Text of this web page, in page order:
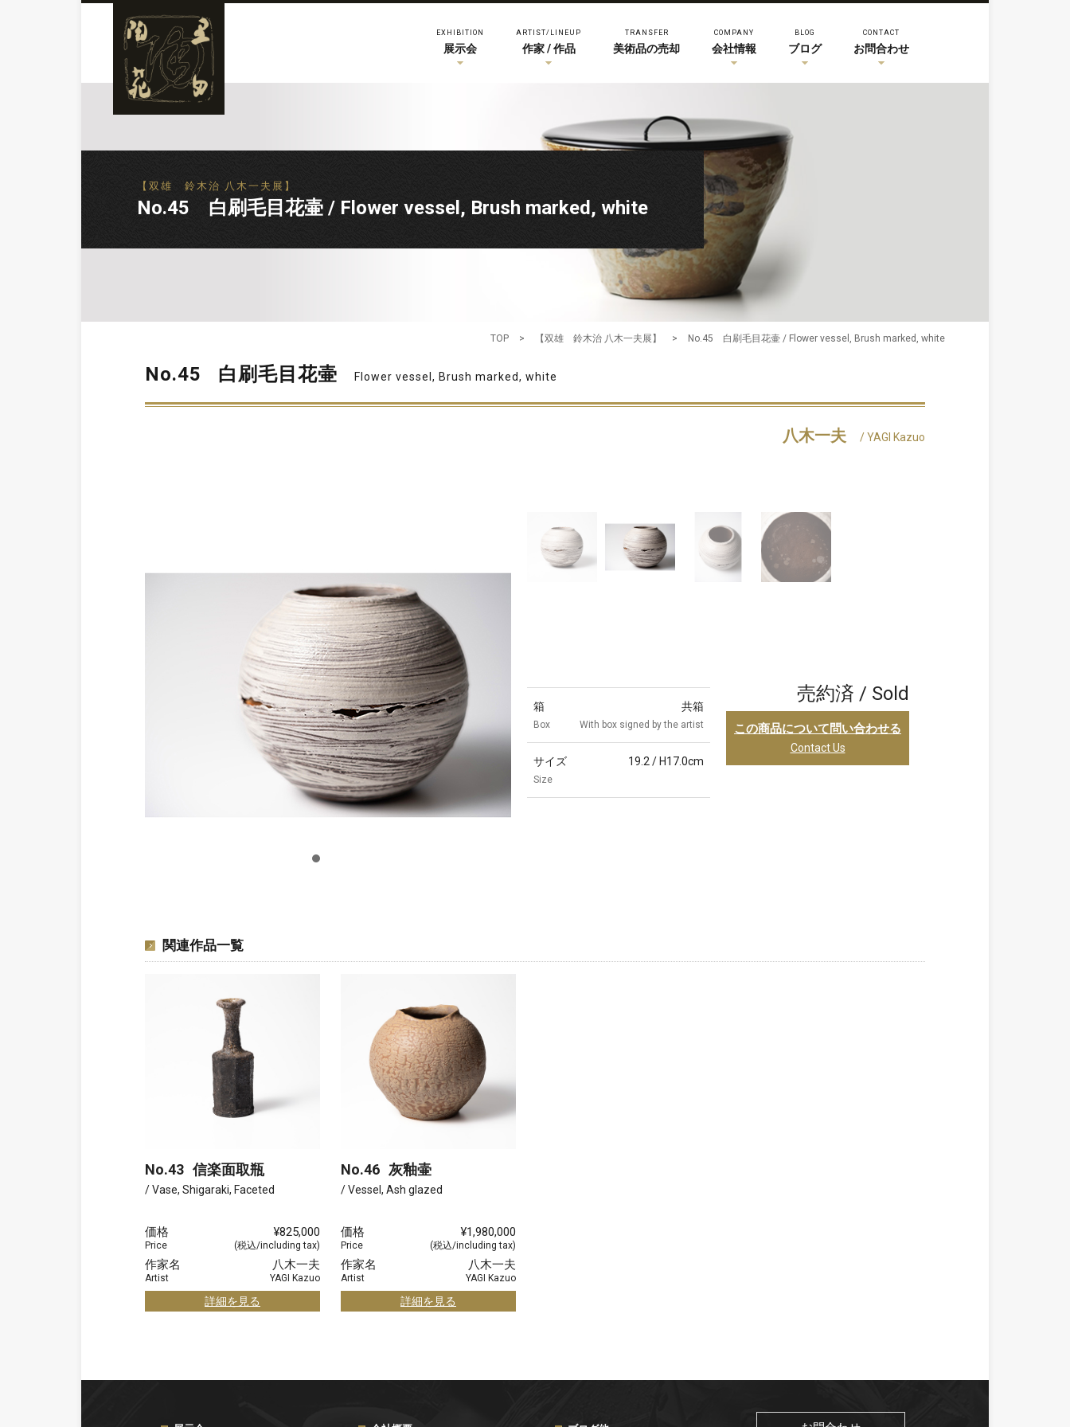
EXHIBITION
展示会
ARTIST/LINEUP
作家 / 作品
TRANSFER
美術品の売却
COMPANY
会社情報
BLOG
ブログ
CONTACT
お問合わせ
【双雄 鈴木治 八木一夫展】
No.45 白刷毛目花壷 / Flower vessel, Brush marked, white
TOP > 【双雄 鈴木治 八木一夫展】 > No.45 白刷毛目花壷 / Flower vessel, Brush marked, white
No.45 白刷毛目花壷 Flower vessel, Brush marked, white
八木一夫 / YAGI Kazuo
箱
Box
共箱
With box signed by the artist
サイズ
Size
19.2 / H17.0cm
売約済 / Sold
この商品について問い合わせる
Contact Us
関連作品一覧
No.43 信楽面取瓶
/ Vase, Shigaraki, Faceted
価格
Price
¥825,000
(税込/including tax)
作家名
Artist
八木一夫
YAGI Kazuo
詳細を見る
No.46 灰釉壷
/ Vessel, Ash glazed
価格
Price
¥1,980,000
(税込/including tax)
作家名
Artist
八木一夫
YAGI Kazuo
詳細を見る